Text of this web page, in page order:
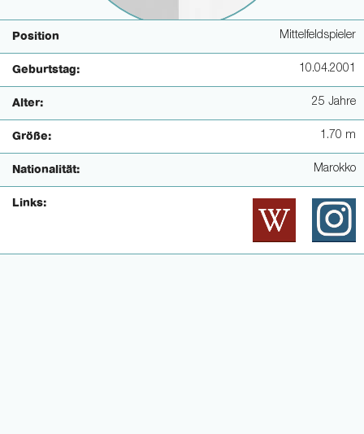
Position Mittelfeldspieler
Geburtstag: 10.04.2001
Alter: 25 Jahre
Größe: 1.70 m
Nationalität: Marokko
Links: